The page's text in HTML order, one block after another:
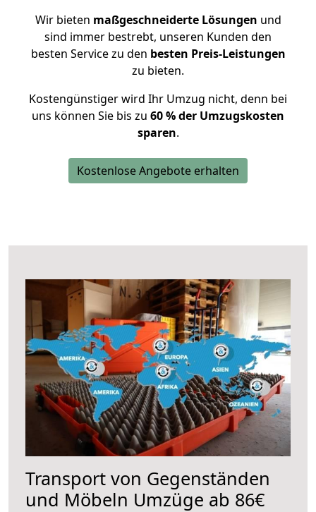
Wir bieten maßgeschneiderte Lösungen und
sind immer bestrebt, unseren Kunden den
besten Service zu den besten Preis-Leistungen
zu bieten.
Kostengünstiger wird Ihr Umzug nicht, denn bei
uns können Sie bis zu 60 % der Umzugskosten
sparen.
Kostenlose Angebote erhalten
Transport von Gegenständen
und Möbeln Umzüge ab 86€